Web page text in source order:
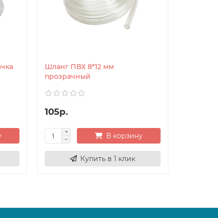
Шланг ПВХ 8*12 мм
прозрачный
105р.
В корзину
Купить в 1 клик